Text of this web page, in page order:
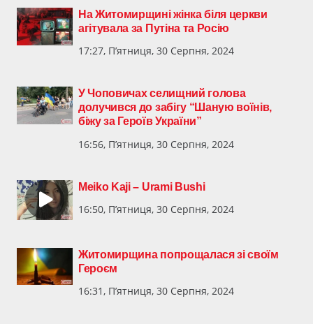
На Житомирщині жінка біля церкви
агітувала за Путіна та Росію
17:27, П’ятниця, 30 Серпня, 2024
У Чоповичах селищний голова
долучився до забігу “Шаную воїнів,
біжу за Героїв України”
16:56, П’ятниця, 30 Серпня, 2024
Meiko Kaji – Urami Bushi
16:50, П’ятниця, 30 Серпня, 2024
Житомирщина попрощалася зі своїм
Героєм
16:31, П’ятниця, 30 Серпня, 2024